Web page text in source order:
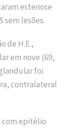
estenose
sem lesões.
de H.E.,
em nove (69,
foi
contralateral
com epitélio